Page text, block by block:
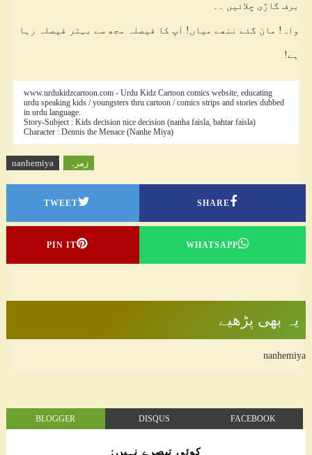
برف گاڑی چلائیں ۔۔
واہ! مان گئے ننھے میاں! آپ کا فیصلہ مجھ سے بہتر فیصلہ رہا
ہے!
www.urdukidzcartoon.com - Urdu Kidz Cartoon comics website, educating
urdu speaking kids / youngsters thru cartoon / comics strips and stories dubbed
in urdu language.
Story-Subject : Kids decision nice decision (nanha faisla, bahtar faisla)
Character : Dennis the Menace (Nanhe Miya)
زمرہ nanhemiya
TWEET SHARE
PIN IT WHATSAPP
یہ بھی پڑھیے
nanhemiya
BLOGGER DISQUS FACEBOOK
کوئی تبصرے نہیں: